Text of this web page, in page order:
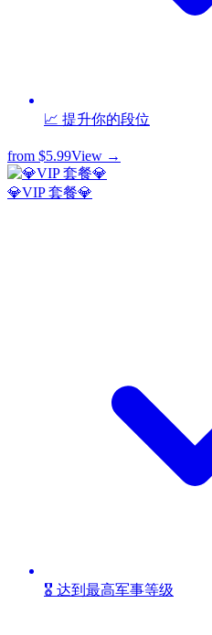
📈 提升你的段位
from $5.99View →
💎VIP 套餐💎
🎖️ 达到最高军事等级